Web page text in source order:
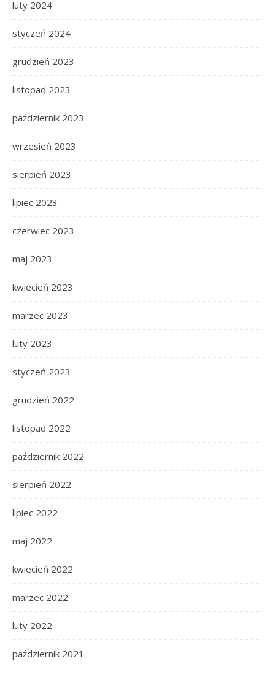
luty 2024
styczeń 2024
grudzień 2023
listopad 2023
październik 2023
wrzesień 2023
sierpień 2023
lipiec 2023
czerwiec 2023
maj 2023
kwiecień 2023
marzec 2023
luty 2023
styczeń 2023
grudzień 2022
listopad 2022
październik 2022
sierpień 2022
lipiec 2022
maj 2022
kwiecień 2022
marzec 2022
luty 2022
październik 2021